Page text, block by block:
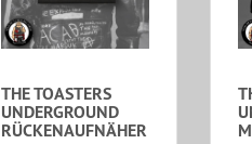
THE TOASTERS
UNDERGROUND
RÜCKENAUFNÄHER